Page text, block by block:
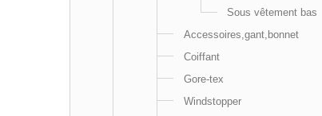
Sous vêtement bas
Accessoires,gant,bonnet
Coiffant
Gore-tex
Windstopper